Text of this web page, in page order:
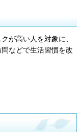
が高い人を対象に、
などで生活習慣を改